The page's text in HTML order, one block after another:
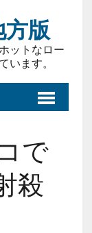
版
ットなロー
います。
で
殺